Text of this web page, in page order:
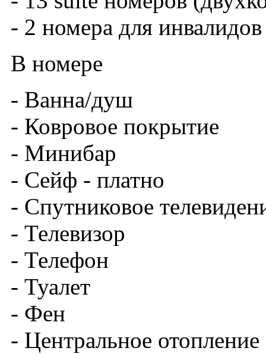
- 2 номера для инвалидов
В номере
- Ванна/душ
- Ковровое покрытие
- Минибар
- Сейф - платно
- Спутниковое
- Телевизор
- Телефон
- Туалет
- Фен
- Центральное отопление